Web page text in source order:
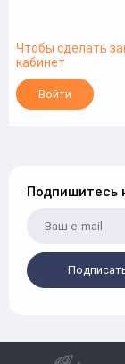
Чтобы сделать
кабинет
Войти
Подпишитесь